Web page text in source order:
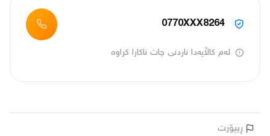
0770XXX8264
لەم کاڵایەدا ناردنی چات ناکارا کراوە
ڕیپۆرت